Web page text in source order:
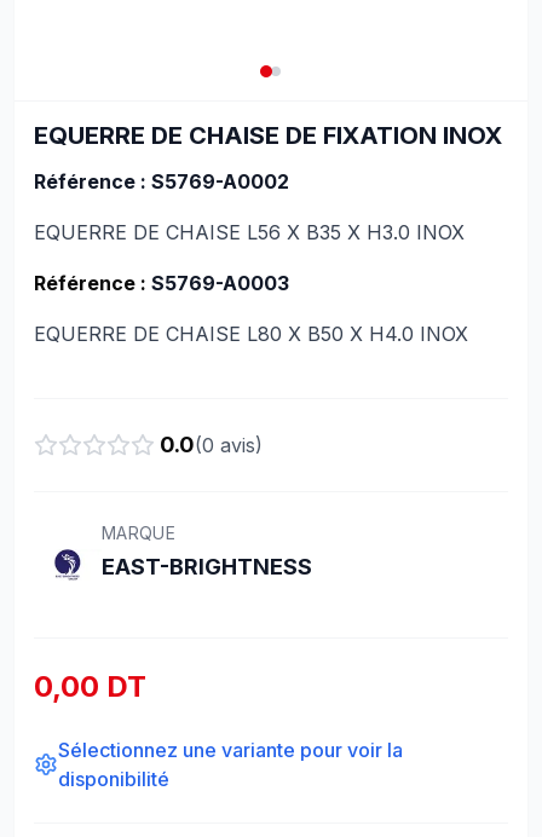
EQUERRE DE CHAISE DE FIXATION INOX
Référence : S5769-A0002
EQUERRE DE CHAISE L56 X B35 X H3.0 INOX
Référence : S5769-A0003
EQUERRE DE CHAISE L80 X B50 X H4.0 INOX
0.0(0 avis)
MARQUE
EAST-BRIGHTNESS
0,00 DT
Sélectionnez une variante pour voir la
disponibilité